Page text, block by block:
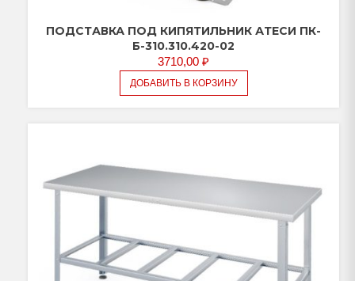
ПОДСТАВКА ПОД КИПЯТИЛЬНИК АТЕСИ ПК-
Б-310.310.420-02
3710,00 ₽
ДОБАВИТЬ В КОРЗИНУ